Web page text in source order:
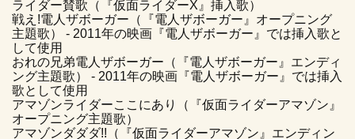
ライダー賛歌（『仮面ライダーX』挿入歌）
戦え!電人ザボーガー（『電人ザボーガー』オープニング
主題歌） - 2011年の映画『電人ザボーガー』では挿入歌と
して使用
おれの兄弟電人ザボーガー（『電人ザボーガー』エンディ
ング主題歌） - 2011年の映画『電人ザボーガー』では挿入
歌として使用
アマゾンライダーここにあり（『仮面ライダーアマゾン』
オープニング主題歌）
アマゾンダダダ!!（『仮面ライダーアマゾン』エンディン